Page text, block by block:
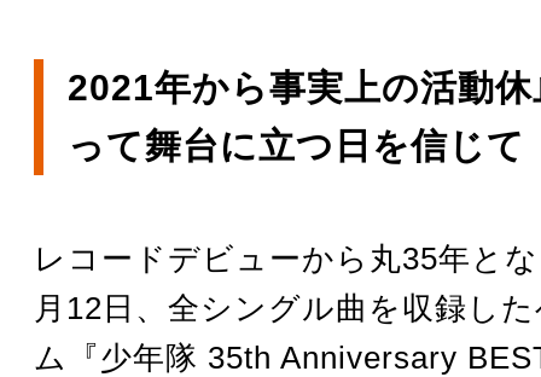
2021年から事実上の活動
って舞台に立つ日を信じて
レコードデビューから丸35年と
月12日、全シングル曲を収録し
ム『少年隊 35th Anniversary